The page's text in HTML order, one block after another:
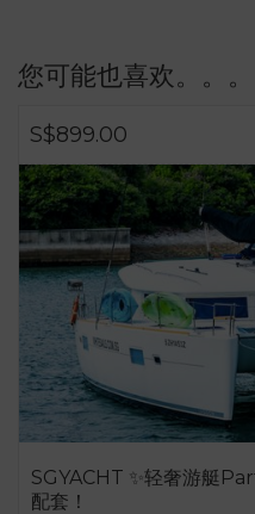
您可能也喜欢。。。
S$899.00
SGYACHT ✨轻奢游艇
配套！